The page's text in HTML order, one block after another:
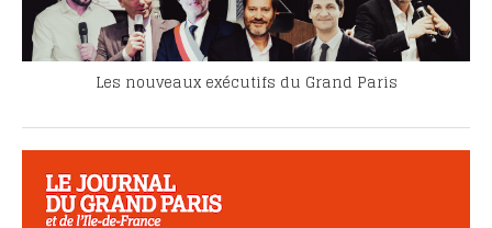
Les nouveaux exécutifs du Grand Paris